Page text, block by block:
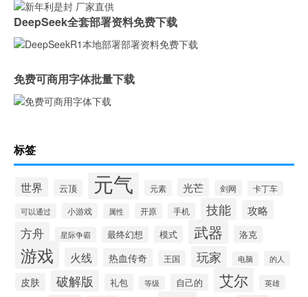
DeepSeek全套部署资料免费下载
免费可商用字体批量下载
标签
世界 云顶 元气 元素 光芒 剑网 卡丁车
可以通过 小游戏 属性 开原 手机 技能 攻略
方舟 星际争霸 最终幻想 模式 武器 洛克
游戏 火线 热血传奇 王国 玩家 电脑 的人
皮肤 破解版 礼包 等级 自己的 艾尔 英雄